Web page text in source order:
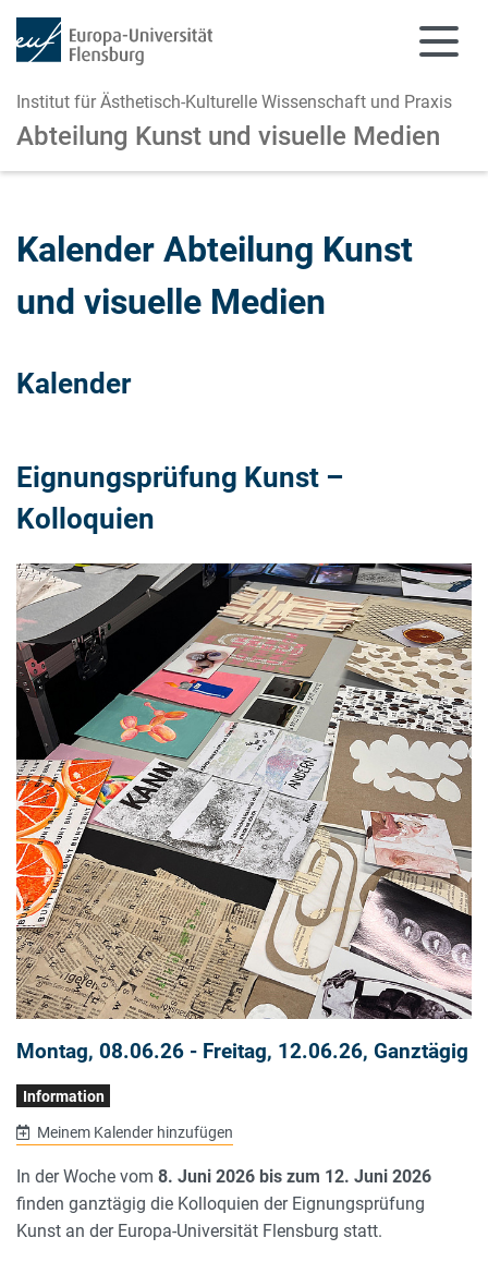
Institut für Ästhetisch-Kulturelle Wissenschaft und Praxis
Abteilung Kunst und visuelle Medien
Kalender Abteilung Kunst
und visuelle Medien
Kalender
Eignungsprüfung Kunst –
Kolloquien
Montag, 08.06.26 - Freitag, 12.06.26, Ganztägig
Information
Meinem Kalender hinzufügen
In der Woche vom 8. Juni 2026 bis zum 12. Juni 2026
finden ganztägig die Kolloquien der Eignungsprüfung
Kunst an der Europa-Universität Flensburg statt.